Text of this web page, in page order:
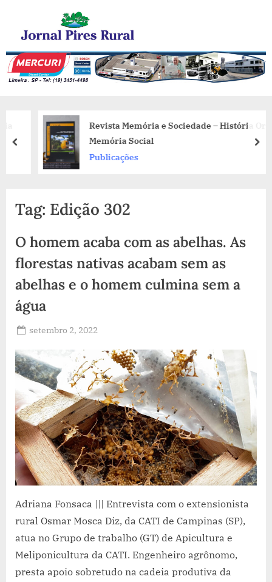
content
Revista Memória e Sociedade – História Oral e
Memória Social
Publicações
prev
Tag: Edição 302
O homem acaba com as abelhas. As
florestas nativas acabam sem as
abelhas e o homem culmina sem a
água
Posted
setembro 2, 2022
Pires
Rural
Adriana Fonsaca ||| Entrevista com o extensionista
rural Osmar Mosca Diz, da CATI de Campinas (SP),
atua no Grupo de trabalho (GT) de Apicultura e
Meliponicultura da CATI. Engenheiro agrônomo,
presta apoio sobretudo na cadeia produtiva da